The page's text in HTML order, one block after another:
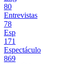
80
Entrevistas
78
Esp
171
Espectáculo
869